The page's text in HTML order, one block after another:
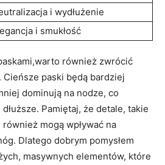
i wydłużenie
i smukłość
również zwrócić
paski będą bardziej
dominują na nodze, co
Pamiętaj, że detale, takie
mogą wpływać na
Dlatego dobrym pomysłem
masywnych elementów, które